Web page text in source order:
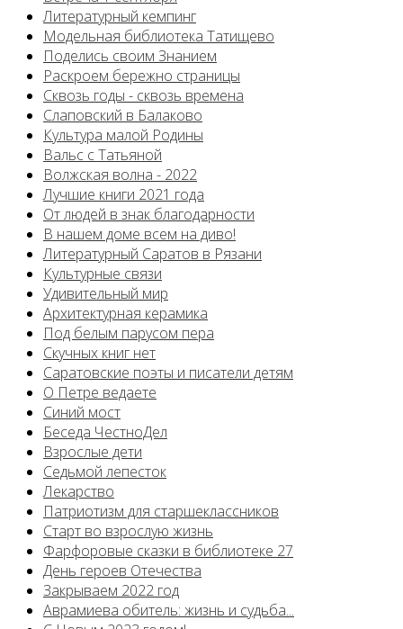
Литературный кемпинг
Модельная библиотека Татищево
Поделись своим Знанием
Раскроем бережно страницы
Сквозь годы - сквозь времена
Слаповский в Балаково
Культура малой Родины
Вальс с Татьяной
Волжская волна - 2022
Лучшие книги 2021 года
От людей в знак благодарности
В нашем доме всем на диво!
Литературный Саратов в Рязани
Культурные связи
Удивительный мир
Архитектурная керамика
Под белым парусом пера
Скучных книг нет
Саратовские поэты и писатели детям
О Петре ведаете
Синий мост
Беседа ЧестноДел
Взрослые дети
Седьмой лепесток
Лекарство
Патриотизм для старшеклассников
Старт во взрослую жизнь
Фарфоровые сказки в библиотеке 27
День героев Отечества
Закрываем 2022 год
Аврамиева обитель: жизнь и судьба...